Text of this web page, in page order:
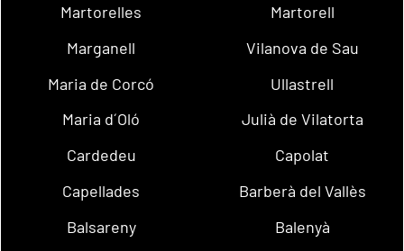
Martorelles
Martorell
Marganell
Vilanova de Sau
Maria de Corcó
Ullastrell
Maria d´Oló
Julià de Vilatorta
Cardedeu
Capolat
Capellades
Barberà del Vallès
Balsareny
Balenyà